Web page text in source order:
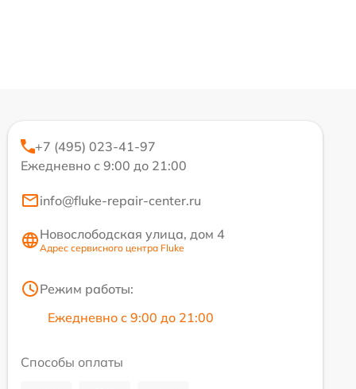
+7 (495) 023-41-97
Ежедневно с 9:00 до 21:00
info@fluke-repair-center.ru
Новослободская улица, дом 4
Адрес сервисного центра Fluke
Режим работы:
Ежедневно с 9:00 до 21:00
Способы оплаты